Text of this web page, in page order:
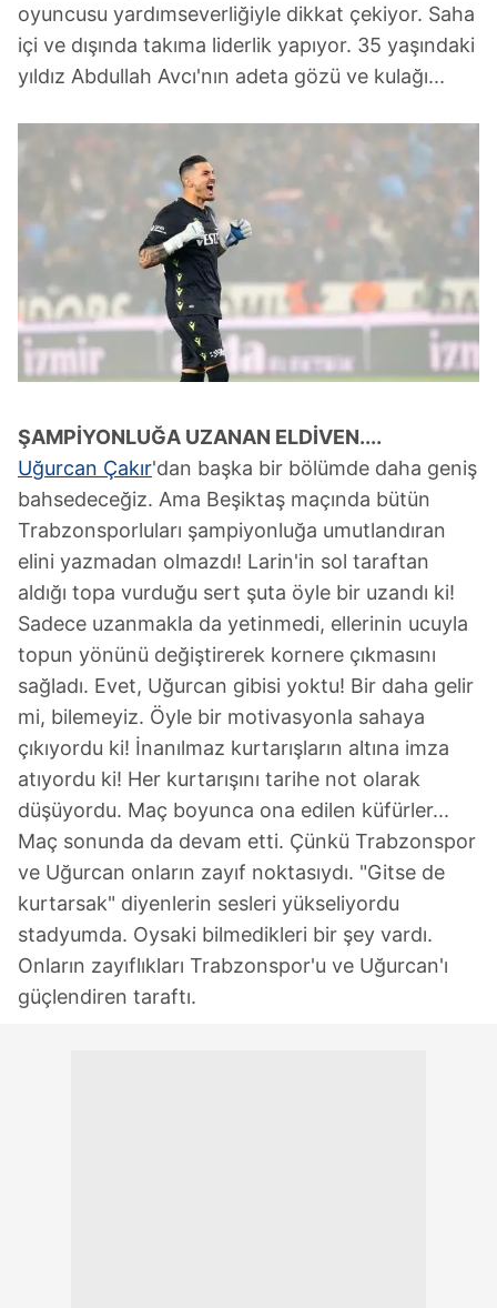
oyuncusu yardımseverliğiyle dikkat çekiyor. Saha
içi ve dışında takıma liderlik yapıyor. 35 yaşındaki
yıldız Abdullah Avcı'nın adeta gözü ve kulağı...
ŞAMPİYONLUĞA UZANAN ELDİVEN....
Uğurcan Çakır'dan başka bir bölümde daha geniş
bahsedeceğiz. Ama Beşiktaş maçında bütün
Trabzonsporluları şampiyonluğa umutlandıran
elini yazmadan olmazdı! Larin'in sol taraftan
aldığı topa vurduğu sert şuta öyle bir uzandı ki!
Sadece uzanmakla da yetinmedi, ellerinin ucuyla
topun yönünü değiştirerek kornere çıkmasını
sağladı. Evet, Uğurcan gibisi yoktu! Bir daha gelir
mi, bilemeyiz. Öyle bir motivasyonla sahaya
çıkıyordu ki! İnanılmaz kurtarışların altına imza
atıyordu ki! Her kurtarışını tarihe not olarak
düşüyordu. Maç boyunca ona edilen küfürler...
Maç sonunda da devam etti. Çünkü Trabzonspor
ve Uğurcan onların zayıf noktasıydı. "Gitse de
kurtarsak" diyenlerin sesleri yükseliyordu
stadyumda. Oysaki bilmedikleri bir şey vardı.
Onların zayıflıkları Trabzonspor'u ve Uğurcan'ı
güçlendiren taraftı.